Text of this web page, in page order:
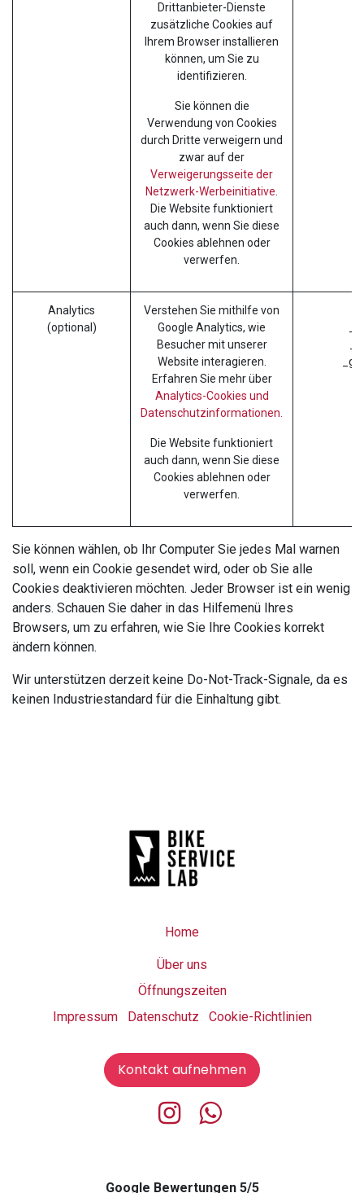
Drittanbieter-Dienste
zusätzliche Cookies auf
Ihrem Browser installieren
können, um Sie zu
identifizieren.
Sie können die
Verwendung von Cookies
durch Dritte verweigern und
zwar auf der
Verweigerungsseite der
Netzwerk-Werbeinitiative
Die Website funktioniert
auch dann, wenn Sie diese
Cookies ablehnen oder
verwerfen.
Analytics
(optional)
Verstehen Sie mithilfe von
Google Analytics, wie
Besucher mit unserer
Website interagieren.
Erfahren Sie mehr über
Analytics-Cookies und
Datenschutzinformationen.
Die Website funktioniert
auch dann, wenn Sie diese
Cookies ablehnen oder
verwerfen.
Sie können wählen, ob Ihr Computer Sie jedes Mal warnen
soll, wenn ein Cookie gesendet wird, oder ob Sie alle
Cookies deaktivieren möchten. Jeder Browser ist ein wenig
anders. Schauen Sie daher in das Hilfemenü Ihres
Browsers, um zu erfahren, wie Sie Ihre Cookies korrekt
ändern können.
Wir unterstützen derzeit keine Do-Not-Track-Signale, da es
keinen Industriestandard für die Einhaltung gibt.
Home
Über uns
Öffnungszeiten
Impressum Datenschutz Cookie-Richtlinien
Kontakt aufnehmen
Google Bewertungen 5/5